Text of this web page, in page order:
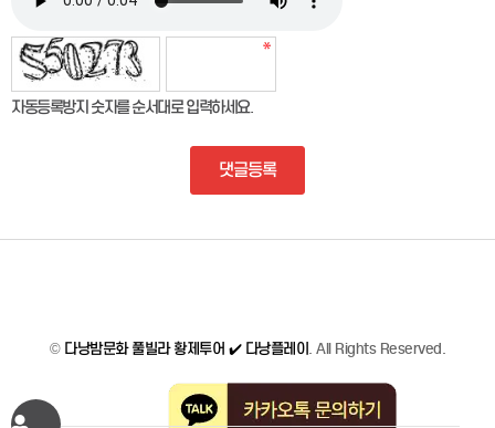
자동등록방지 숫자를 순서대로 입력하세요.
댓글등록
© 다낭밤문화 풀빌라 황제투어 ✔️ 다낭플레이 . All Rights Reserved.